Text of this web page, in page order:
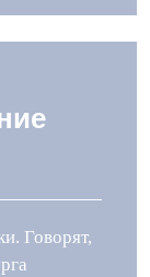
Говорят,